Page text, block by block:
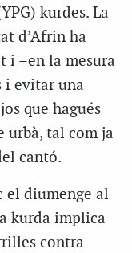
kurdes. La
d’Afrin ha
i –en la mesura
i evitar una
que hagués
urbà, tal com ja
cantó.
el diumenge al
kurda implica
contra